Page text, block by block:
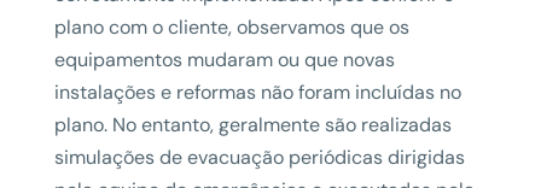
plano com o cliente, observamos que os
equipamentos mudaram ou que novas
instalações e reformas não foram incluídas no
plano. No entanto, geralmente são realizadas
simulações de evacuação periódicas dirigidas